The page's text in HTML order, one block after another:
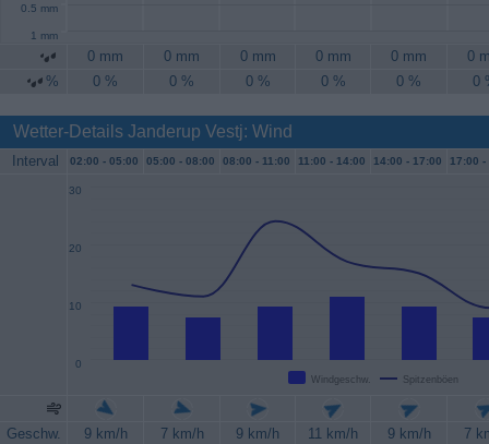
0.5 mm
1 mm
0 mm 0 mm 0 mm 0 mm 0 mm
0
%
0 % 0 % 0 % 0 % 0 % 0
Wetter-Details Janderup Vestj: Wind
Interval 02:00 - 05:00 05:00 - 08:00 08:00 - 11:00 11:00 - 14:00 14:00 - 17:00 17:00 -
Windgeschw. Spitzenböen
0
10
20
30
Geschw. 9 km/h 7 km/h 9 km/h 11 km/h 9 km/h
7